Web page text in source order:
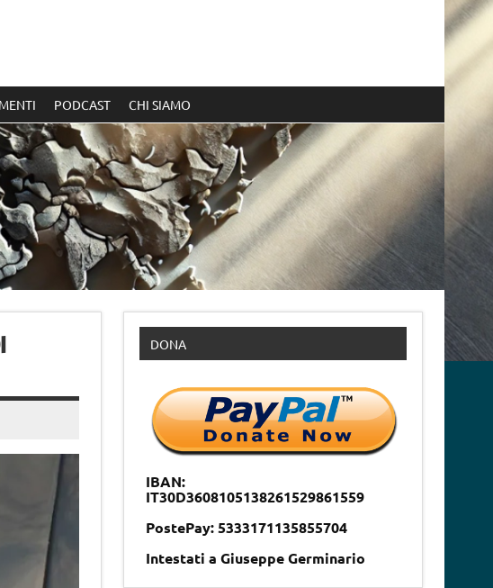
PODCAST CHI SIAMO
DONA
IBAN:
IT30D3608105138261529861559
PostePay: 5333171135855704
Intestati a Giuseppe Germinario